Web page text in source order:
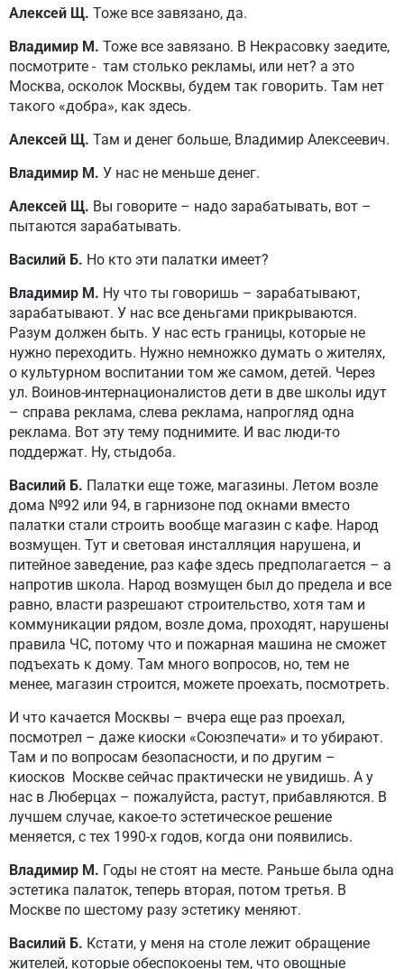
Алексей Щ. Тоже все завязано, да.
Владимир М. Тоже все завязано. В Некрасовку заедите,
посмотрите - там столько рекламы, или нет? а это
Москва, осколок Москвы, будем так говорить. Там нет
такого «добра», как здесь.
Алексей Щ. Там и денег больше, Владимир Алексеевич.
Владимир М. У нас не меньше денег.
Алексей Щ. Вы говорите – надо зарабатывать, вот –
пытаются зарабатывать.
Василий Б. Но кто эти палатки имеет?
Владимир М. Ну что ты говоришь – зарабатывают,
зарабатывают. У нас все деньгами прикрываются.
Разум должен быть. У нас есть границы, которые не
нужно переходить. Нужно немножко думать о жителях,
о культурном воспитании том же самом, детей. Через
ул. Воинов-интернационалистов дети в две школы идут
– справа реклама, слева реклама, напрогляд одна
реклама. Вот эту тему поднимите. И вас люди-то
поддержат. Ну, стыдоба.
Василий Б. Палатки еще тоже, магазины. Летом возле
дома №92 или 94, в гарнизоне под окнами вместо
палатки стали строить вообще магазин с кафе. Народ
возмущен. Тут и световая инсталляция нарушена, и
питейное заведение, раз кафе здесь предполагается – а
напротив школа. Народ возмущен был до предела и все
равно, власти разрешают строительство, хотя там и
коммуникации рядом, возле дома, проходят, нарушены
правила ЧС, потому что и пожарная машина не сможет
подъехать к дому. Там много вопросов, но, тем не
менее, магазин строится, можете проехать, посмотреть.
И что качается Москвы – вчера еще раз проехал,
посмотрел – даже киоски «Союзпечати» и то убирают.
Там и по вопросам безопасности, и по другим –
киосков Москве сейчас практически не увидишь. А у
нас в Люберцах – пожалуйста, растут, прибавляются. В
лучшем случае, какое-то эстетическое решение
меняется, с тех 1990-х годов, когда они появились.
Владимир М. Годы не стоят на месте. Раньше была одна
эстетика палаток, теперь вторая, потом третья. В
Москве по шестому разу эстетику меняют.
Василий Б. Кстати, у меня на столе лежит обращение
жителей, которые обеспокоены тем, что овощные